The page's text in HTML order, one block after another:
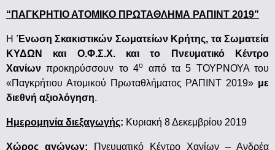
“ΠΑΓΚΡΗΤΙΟ ΑΤΟΜΙΚΟ ΠΡΩΤΑΘΛΗΜΑ ΡΑΠΙΝΤ 2019”
Η Ένωση Σκακιστικών Σωματείων Κρήτης, τα Σωματεία
ΚΥΔΩΝ και Ο.Φ.Σ.Χ. και το Πνευματικό Κέντρο
Χανίωνπροκηρύσσουν το 4ο
από τα 5 ΤΟΥΡΝΟΥΑ του
«Παγκρήτιου Ατομικού Πρωταθλήματος ΡΑΠΙΝΤ 2019» με
διεθνή αξιολόγηση.
Ημερομηνία διεξαγωγής: Κυριακή 8 Δεκεμβρίου 2019
Χώρος αγώνων:
Πνευματικό Κέντρο Χανίων – Ανδρέα